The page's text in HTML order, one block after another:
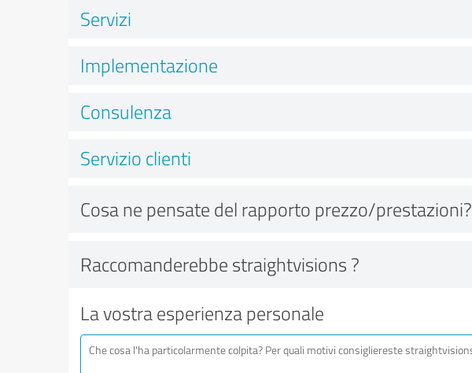
Servizi
Implementazione
Consulenza
Servizio clienti
Cosa ne pensate del rapporto prezzo/prestazioni?
Raccomanderebbe straightvisions ?
La vostra esperienza personale